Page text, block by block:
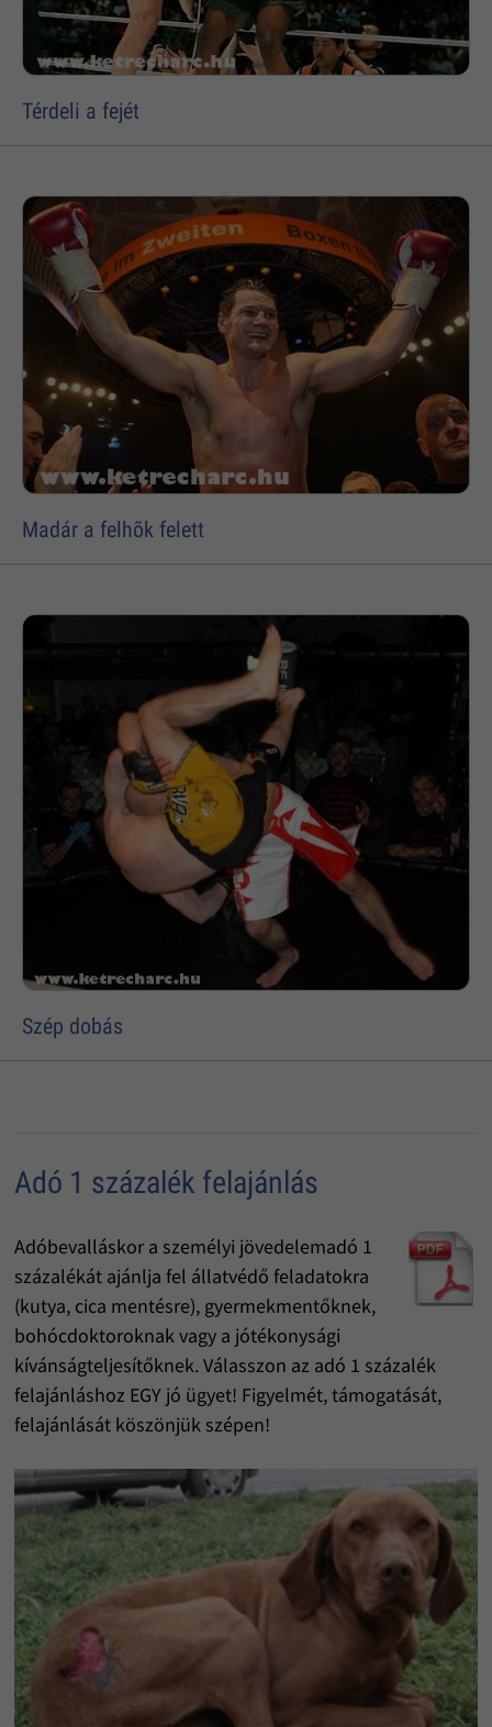
Térdeli a fejét
Madár a felhõk felett
Szép dobás
Adó 1 százalék felajánlás
Adóbevalláskor a személyi jövedelemadó 1
százalékát ajánlja fel állatvédő feladatokra
(kutya, cica mentésre), gyermekmentőknek,
bohócdoktoroknak vagy a jótékonysági
kívánságteljesítőknek. Válasszon az adó 1 százalék
felajánláshoz EGY jó ügyet! Figyelmét, támogatását,
felajánlását köszönjük szépen!